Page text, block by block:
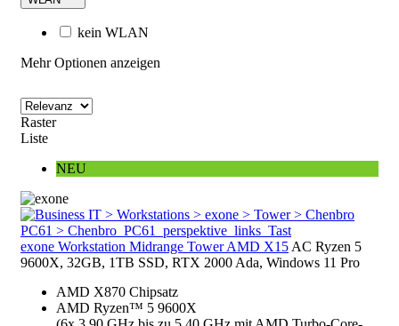
kein WLAN
Mehr Optionen anzeigen
Raster
Liste
NEU
exone Workstation Midrange Tower AMD X15 AC Ryzen 5
9600X, 32GB, 1TB SSD, RTX 2000 Ada, Windows 11 Pro
AMD X870 Chipsatz
AMD Ryzen™ 5 9600X